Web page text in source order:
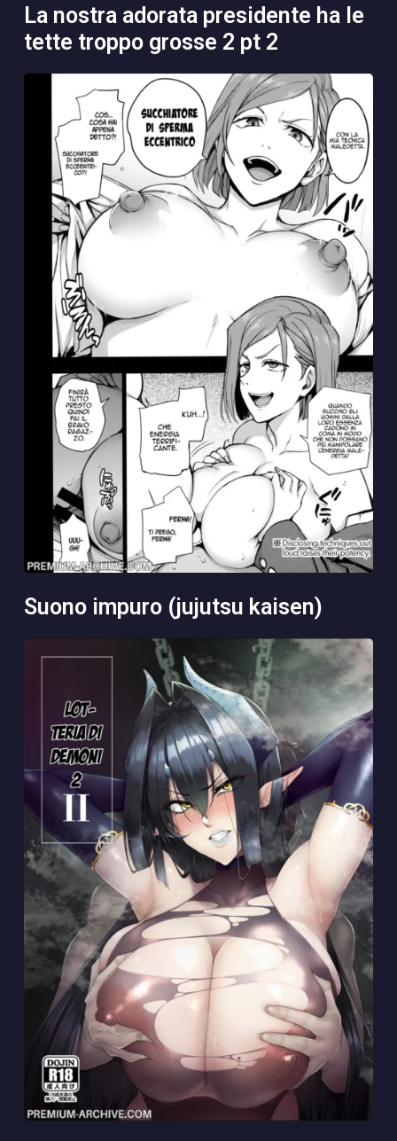
la nostra adorata presidente ha le
tette troppo grosse 2 pt 2
suono impuro (jujutsu kaisen)